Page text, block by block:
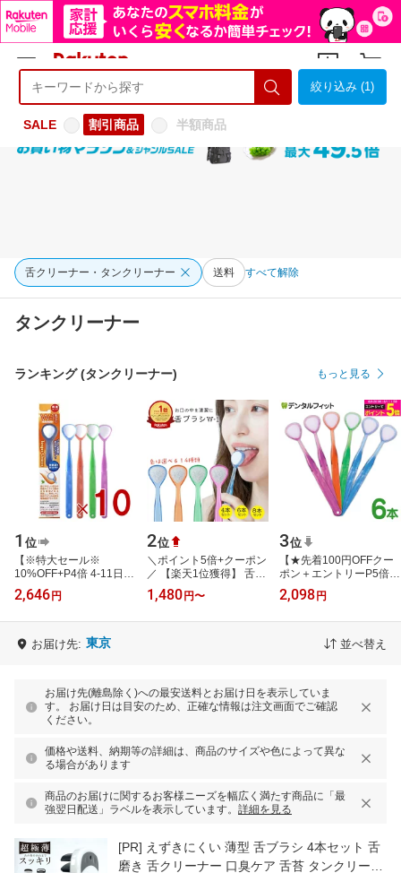
ようこそ 楽天市場へ ログイン
絞り込み (1)
SALE 割引商品 半額商品
舌クリーナー・タンクリーナー 送料 すべて解除
タンクリーナー
ランキング (タンクリーナー) もっと見る
1 位
【※特大セール※
10%OFF+P4倍 4-11日マ
ラソン限定】舌ブラシ
W-1 ダブルワン シキエン
2,646 円
2位
＼ポイント5倍+クーポン
／ 【楽天1位獲得】 舌ブ
ラシ W-1 カラー選択可能
4本 6本 8本 舌磨き 口臭
1,480 円〜
3位
【★先着100円OFFクー
ポン＋エントリーP5倍
8/4 20:00-8/11 1:59】舌
ブラシ W-1(ダブルワン)
2,098 円
お届け先: 東京 並べ替え
お届け先(離島除く)への最安送料とお届け日を表示していま
す。 お届け日は目安のため、正確な情報は注文画面でご確認
ください。
価格や送料、納期等の詳細は、商品のサイズや色によって異な
る場合があります
商品のお届けに関するお客様ニーズを幅広く満たす商品に「最
強翌日配送」ラベルを表示しています。 詳細を見る
[PR] えずきにくい 薄型 舌ブラシ 4本セット 舌
磨き 舌クリーナー 口臭ケア 舌苔 タンクリーナ